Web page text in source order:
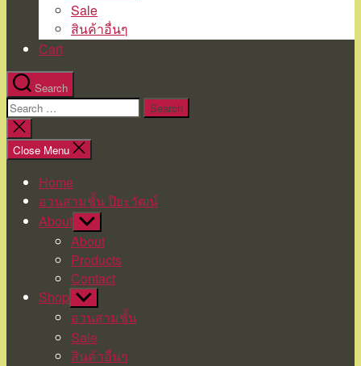
Sale
สินค้าอื่นๆ
Cart
Search
Search
for:
Close
search
Close Menu
Home
อวนสามชั้น ปิยะวัฒน์
About Show
sub
menu
About
Products
Contact
Shop Show
sub
menu
อวนสามชั้น
Sale
สินค้าอื่นๆ